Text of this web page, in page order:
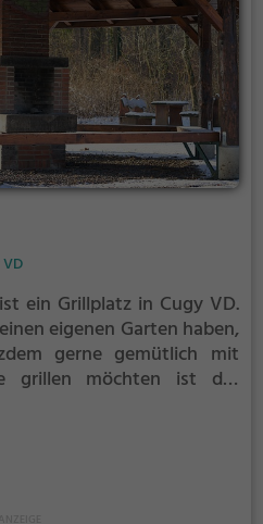
ein Grillplatz in Cugy VD.
eigenen Garten haben,
gerne gemütlich mit
grillen möchten ist der
Hier kann eine Feier
in die Nacht gehen und